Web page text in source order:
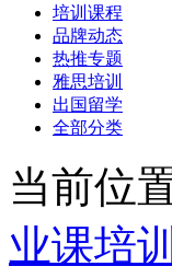
培训课程
品牌动态
热推专题
雅思培训
出国留学
全部分类
当前位
业课培训